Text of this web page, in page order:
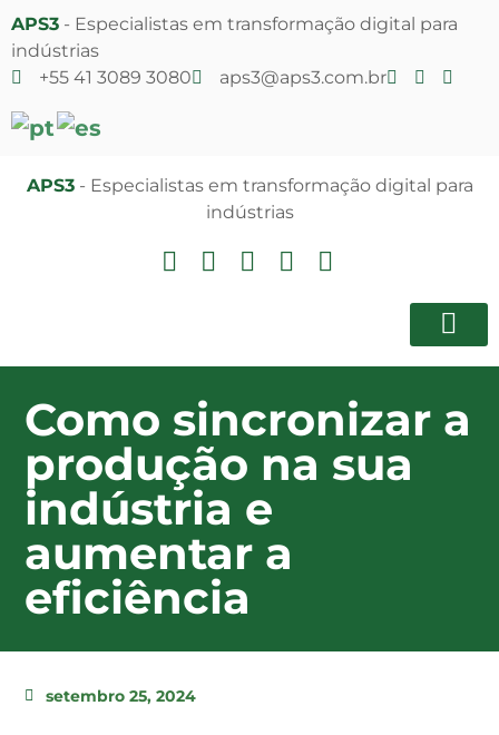
APS3 - Especialistas em transformação digital para
indústrias
+55 41 3089 3080
aps3@aps3.com.br
APS3- Especialistas em transformação digital para
indústrias
Como sincronizar a
produção na sua
indústria e
aumentar a
eficiência
setembro 25, 2024